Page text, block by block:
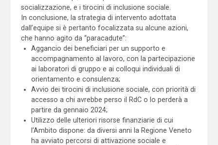
socializzazione, e i tirocini di inclusione sociale.
In conclusione, la strategia di intervento adottata
dall’equipe si è pertanto focalizzata su alcune azioni,
che hanno agito da “paracadute”:
Aggancio dei beneficiari per un supporto e
accompagnamento al lavoro, con la partecipazione
ai laboratori di gruppo e ai colloqui individuali di
orientamento e consulenza;
Avvio dei tirocini di inclusione sociale, con priorità di
accesso a chi avrebbe perso il RdC o lo perderà a
partire da gennaio 2024;
Utilizzo delle ulteriori risorse finanziarie di cui
l’Ambito dispone: da diversi anni la Regione Veneto
ha avviato percorsi di attivazione sociale e